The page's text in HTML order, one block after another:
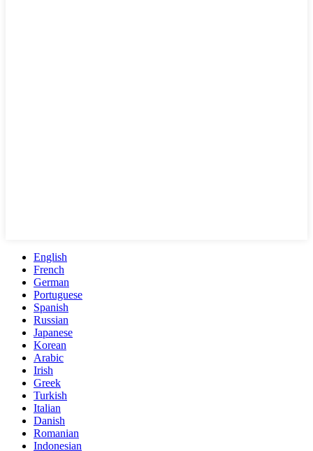
English
French
German
Portuguese
Spanish
Russian
Japanese
Korean
Arabic
Irish
Greek
Turkish
Italian
Danish
Romanian
Indonesian